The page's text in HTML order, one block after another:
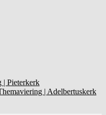
| Pieterkerk
| Adelbertuskerk